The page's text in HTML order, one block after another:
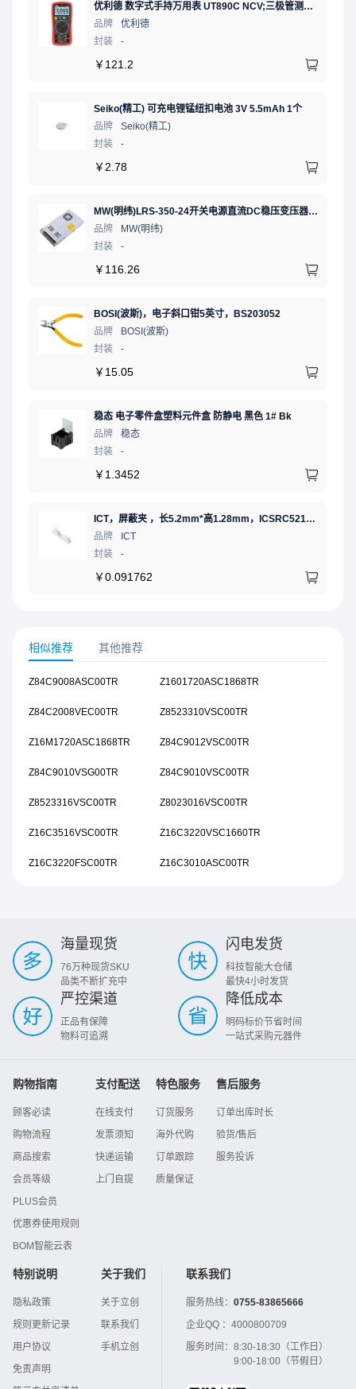
优利德 数字式手持万用表 UT890C NCV;三极管测试;二极管测试;火线辨别;真有效值;通断测试
品牌
优利德
封装
-
￥ 121.2
Seiko(精工) 可充电锂锰纽扣电池 3V 5.5mAh 1个
品牌
Seiko(精工)
封装
-
￥ 2.78
MW(明纬)LRS-350-24开关电源直流DC稳压变压器监控24V 14.6A
品牌
MW(明纬)
封装
-
￥ 116.26
BOSI(波斯)，电子斜口钳5英寸，BS203052
品牌
BOSI(波斯)
封装
-
￥ 15.05
稳态 电子零件盒塑料元件盒 防静电 黑色 1# Bk
品牌
稳态
封装
-
￥ 1.3452
ICT，屏蔽夹 ，长5.2mm*高1.28mm，ICSRC52128SFR
品牌
ICT
封装
-
￥0.091762
相似推荐 其他推荐
Z84C9008ASC00TR Z1601720ASC1868TR
Z84C2008VEC00TR Z8523310VSC00TR
Z16M1720ASC1868TR Z84C9012VSC00TR
Z84C9010VSG00TR Z84C9010VSC00TR
Z8523316VSC00TR Z8023016VSC00TR
Z16C3516VSC00TR Z16C3220VSC1660TR
Z16C3220FSC00TR Z16C3010ASC00TR
海量现货
76万种现货SKU
品类不断扩充中
闪电发货
科技智能大仓储
最快4小时发货
严控渠道
正品有保障
物料可追溯
降低成本
明码标价节省时间
一站式采购元器件
购物指南
顾客必读
购物流程
商品搜索
会员等级
PLUS会员
优惠券使用规则
BOM智能云表
支付配送
在线支付
发票须知
快递运输
上门自提
特色服务
订货服务
海外代购
订单跟踪
质量保证
售后服务
订单出库时长
验货/售后
服务投诉
特别说明
隐私政策
规则更新记录
用户协议
免责声明
关于我们
关于立创
联系我们
手机立创
联系我们
服务热线： 0755-83865666
企业QQ ： 4000800709
服务时间： 8:30-18:30（工作日）
9:00-18:00（节假日）